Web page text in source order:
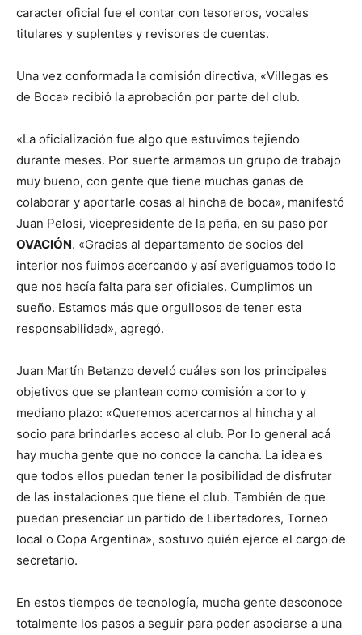
caracter oficial fue el contar con tesoreros, vocales
titulares y suplentes y revisores de cuentas.
Una vez conformada la comisión directiva, «Villegas es
de Boca» recibió la aprobación por parte del club.
«La oficialización fue algo que estuvimos tejiendo
durante meses. Por suerte armamos un grupo de trabajo
muy bueno, con gente que tiene muchas ganas de
colaborar y aportarle cosas al hincha de boca», manifestó
Juan Pelosi, vicepresidente de la peña, en su paso por
OVACIÓN. «Gracias al departamento de socios del
interior nos fuimos acercando y así averiguamos todo lo
que nos hacía falta para ser oficiales. Cumplimos un
sueño. Estamos más que orgullosos de tener esta
responsabilidad», agregó.
Juan Martín Betanzo develó cuáles son los principales
objetivos que se plantean como comisión a corto y
mediano plazo: «Queremos acercarnos al hincha y al
socio para brindarles acceso al club. Por lo general acá
hay mucha gente que no conoce la cancha. La idea es
que todos ellos puedan tener la posibilidad de disfrutar
de las instalaciones que tiene el club. También de que
puedan presenciar un partido de Libertadores, Torneo
local o Copa Argentina», sostuvo quién ejerce el cargo de
secretario.
En estos tiempos de tecnología, mucha gente desconoce
totalmente los pasos a seguir para poder asociarse a una